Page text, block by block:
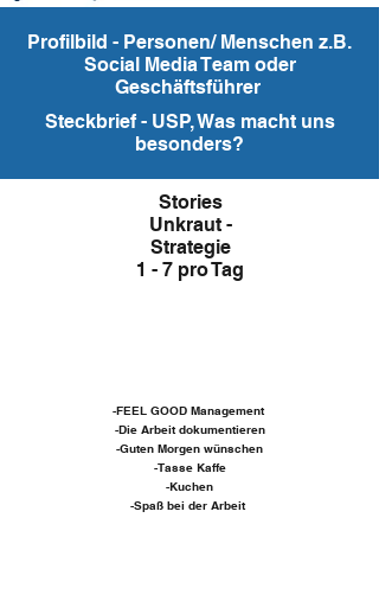
Profilbild - Personen/ Menschen z.B.
Social Media Team oder
Geschäftsführer
Steckbrief - USP, Was macht uns
besonders?
Stories
Unkraut -
Strategie
1 - 7 pro Tag
-FEEL GOOD Management
-Die Arbeit dokumentieren
-Guten Morgen wünschen
-Tasse Kaffe
-Kuchen
-Spaß bei der Arbeit